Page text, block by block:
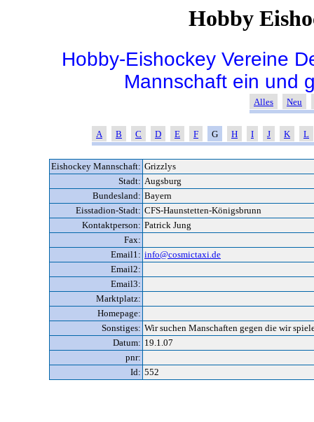
Hobby
Hobby-Eishockey Vereine
Mannschaft ein und
Alles Neu
A B C D E F G H I J K L
Eishockey Mannschaft: Grizzlys
Stadt: Augsburg
Bundesland: Bayern
Eisstadion-Stadt: CFS-Haunstetten-Königsbrunn
Kontaktperson: Patrick Jung
Fax:
Email1: info@cosmictaxi.de
Email2:
Email3:
Marktplatz:
Homepage:
Sonstiges: Wir suchen Manschaften gegen die wir
Datum: 19.1.07
pnr:
Id: 552